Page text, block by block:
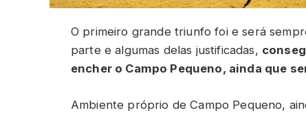
O primeiro grande triunfo foi e será
parte e algumas delas justificadas,
encher o Campo Pequeno, ainda que
Ambiente próprio de Campo Pequeno,